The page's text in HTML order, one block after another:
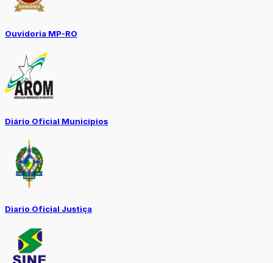
Ouvidoria MP-RO
Diário Oficial Municípios
Diario Oficial Justiça